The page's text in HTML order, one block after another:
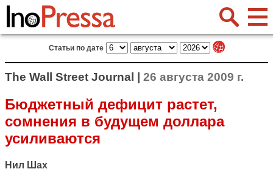
Статьи по дате
The Wall Street Journal | 26 августа 2009 г.
Бюджетный дефицит растет,
сомнения в будущем доллара
усиливаются
Нил Шах